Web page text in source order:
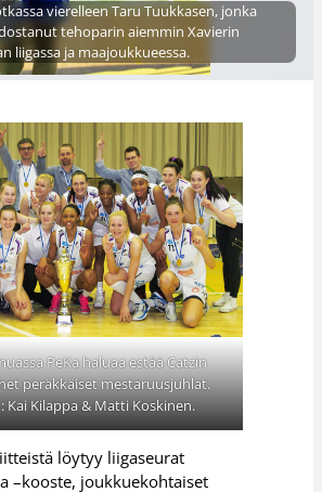
vierelleen Taru Tuukkasen, jonka
tehoparin aiemmin Xavierin
liigassa ja maajoukkueessa.
PeKa haluaa estää Catzin
peräkkäiset mestaruusjuhlat.
Kai Kilappa & Matti Koskinen.
löytyy liigaseurat
–kooste, joukkuekohtaiset